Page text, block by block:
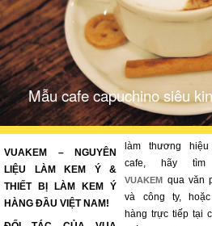
Mẫu cafe capuchino siêu
VUAKEM – NGUYÊN
LIỆU LÀM KEM Ý &
THIẾT BỊ LÀM KEM Ý
HÀNG ĐẦU VIỆT NAM!
làm thương hiệu
cafe, hãy tìm
VUAKEM qua văn
và công ty,
hàng trực tiếp tại